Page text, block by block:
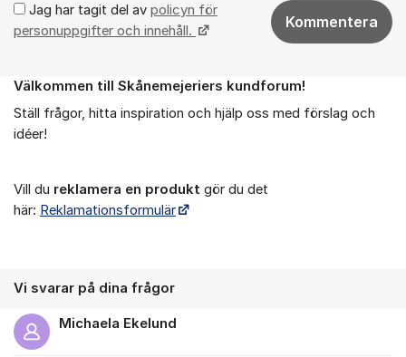
Jag har tagit del av policyn för
personuppgifter och innehåll.
Kommentera
Om forumet
Välkommen till Skånemejeriers kundforum!
Ställ frågor, hitta inspiration och hjälp oss med förslag och
idéer!
Vill du reklamera en produkt gör du det
här: Reklamationsformulär
Vi svarar på dina frågor
Michaela Ekelund